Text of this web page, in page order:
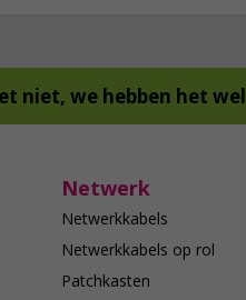
niet, we hebben het wel
Netwerk
Netwerkkabels
Netwerkkabels op rol
Patchkasten